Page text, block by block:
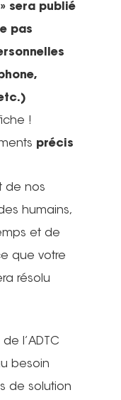
sera publié
pas
!
précis
de nos
humains,
et de
que votre
résolu
l’ADTC
besoin
de solution